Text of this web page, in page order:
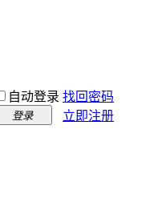
自动登录 找回密码
登录 立即注册